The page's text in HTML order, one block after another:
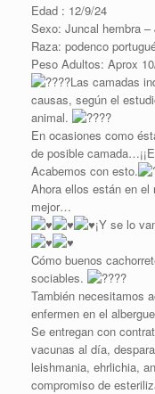
Edad : 12/9/24
Sexo: Juncal hembra
Raza: podenco
Peso Adultos: Aprox
Las camadas
causas, según el
animal.
En ocasiones como
de posible
Acabemos con esto.
Ahora ellos están en
mejor…
¡Y se lo
Cómo buenos
sociables.
También necesitamos
enfermen en el
Se entregan con
vacunas al día,
leishmania, ehrlichia,
compromiso de